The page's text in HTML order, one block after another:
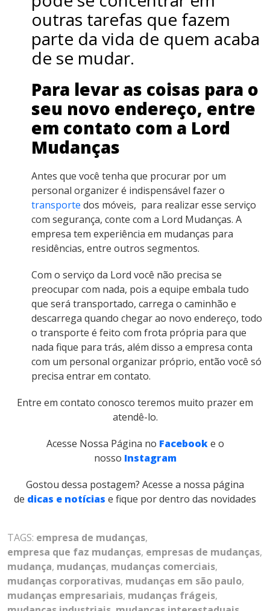
outras tarefas que fazem
parte da vida de quem acaba
de se mudar.
Para levar as coisas para o
seu novo endereço, entre
em contato com a Lord
Mudanças
Antes que você tenha que procurar por um
personal organizeré indispensável fazer o
transporte dos móveis, para realizar esse serviço
com segurança, conte com a Lord Mudanças. A
empresa tem experiência em mudanças para
residências, entre outros segmentos.
Com o serviço da Lord você não precisa se
preocupar com nada, pois a equipe embala tudo
que será transportado, carrega o caminhão e
descarrega quando chegar ao novo endereço, todo
o transporte é feito com frota própria para que
nada fique para trás, além disso a empresa conta
com um personal organizar próprio, então você só
precisa entrar em contato.
Entre em contato conosco teremos muito prazer em
atendê-lo.
Acesse Nossa Página no Facebooke o
nosso Instagram
Gostou dessa postagem? Acesse a nossa página
de dicas e notícias e fique por dentro das novidades
TAGS: empresa de mudanças,
empresa que faz mudanças, empresas de mudanças,
mudança, mudanças, mudanças comerciais,
mudanças corporativas, mudanças em são paulo,
mudanças empresariais, mudanças frágeis,